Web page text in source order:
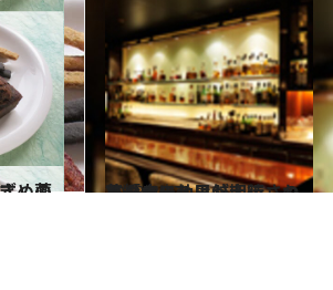
2013.2.27
花粉症に効果が期待される「ホテル日航大阪」のカクテル
旅＆お出かけ